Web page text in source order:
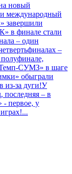
новый
международный
завершили
в финале стали
– один
–
СУМЗ» в шаге
обыграли
за дуги!У
– в
первое, у
...